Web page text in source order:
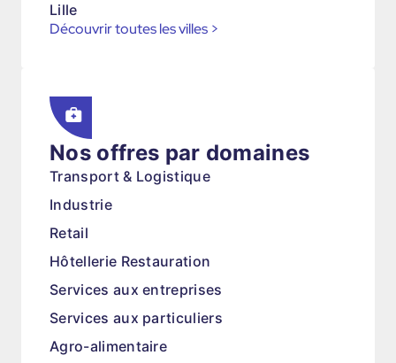
Lille
Découvrir toutes les villes >
Nos offres par domaines
Transport & Logistique
Industrie
Retail
Hôtellerie Restauration
Services aux entreprises
Services aux particuliers
Agro-alimentaire